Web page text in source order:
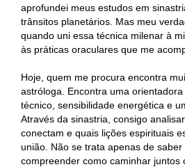
aprofundei meus estudos em
trânsitos planetários. Mas meu
quando uni essa técnica milenar à
às práticas oraculares que me
Hoje, quem me procura encontra
astróloga. Encontra uma
técnico, sensibilidade energética e
Através da sinastria, consigo
conectam e quais lições espirituais
união. Não se trata apenas de
compreender como caminhar juntos